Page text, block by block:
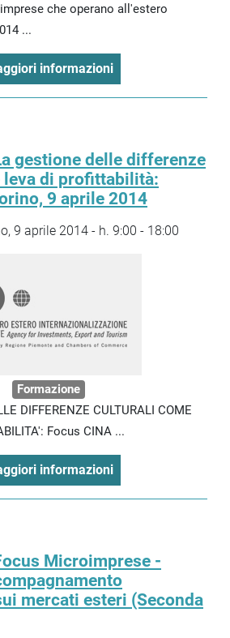
che operano all'estero
...
informazioni
gestione delle differenze
di profittabilità:
9 aprile 2014
9 aprile 2014 - h. 9:00 - 18:00
Formazione
DIFFERENZE CULTURALI COME
Focus CINA ...
informazioni
Microimprese -
mercati esteri (Seconda